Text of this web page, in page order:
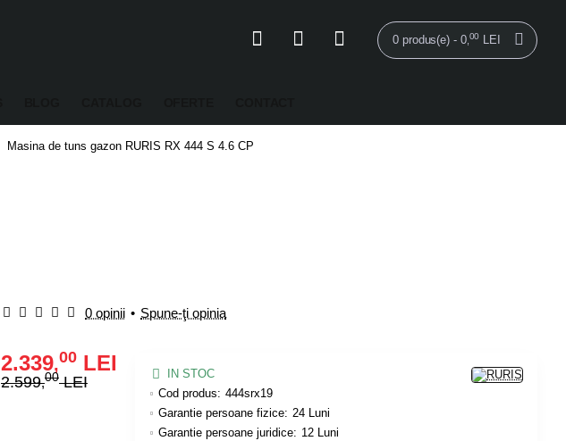
0 produs(e) - 0, 00 LEI
Masina de tuns gazon RURIS RX 444 S 4.6 CP
0 opinii • Spune-ţi opinia
2.339,00 LEI
2.599,00LEI
IN STOC
Cod produs: 444srx19
Garantie persoane fizice: 24 Luni
Garantie persoane juridice: 12 Luni